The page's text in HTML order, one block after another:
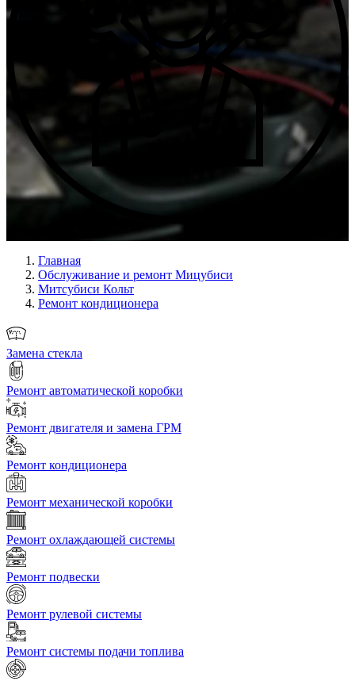
Главная
Обслуживание и ремонт Мицубиси
Митсубиси Кольт
Ремонт кондиционера
Замена стекла
Ремонт автоматической коробки
Ремонт двигателя и замена ГРМ
Ремонт кондиционера
Ремонт механической коробки
Ремонт охлаждающей системы
Ремонт подвески
Ремонт рулевой системы
Ремонт системы подачи топлива